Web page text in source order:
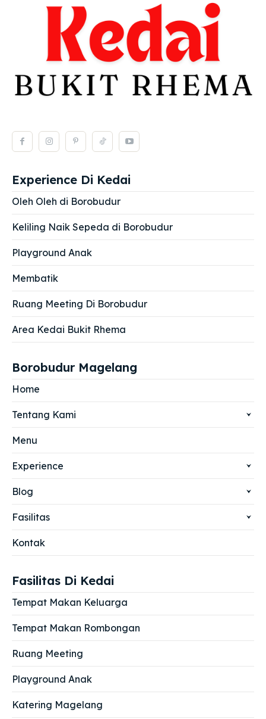
Experience Di Kedai
Oleh Oleh di Borobudur
Keliling Naik Sepeda di Borobudur
Playground Anak
Membatik
Ruang Meeting Di Borobudur
Area Kedai Bukit Rhema
Borobudur Magelang
Home
Tentang Kami
Menu
Experience
Blog
Fasilitas
Kontak
Fasilitas Di Kedai
Tempat Makan Keluarga
Tempat Makan Rombongan
Ruang Meeting
Playground Anak
Katering Magelang